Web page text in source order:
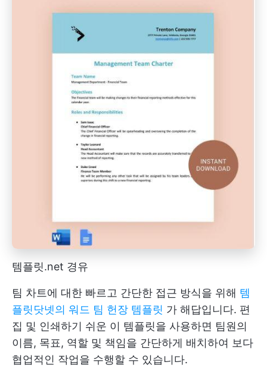
템플릿.net 경유
팀 차트에 대한 빠르고 간단한 접근 방식을 위해 템
플릿닷넷의 워드 팀 헌장 템플릿 가 해답입니다. 편
집 및 인쇄하기 쉬운 이 템플릿을 사용하면 팀원의
이름, 목표, 역할 및 책임을 간단하게 배치하여 보다
협업적인 작업을 수행할 수 있습니다.